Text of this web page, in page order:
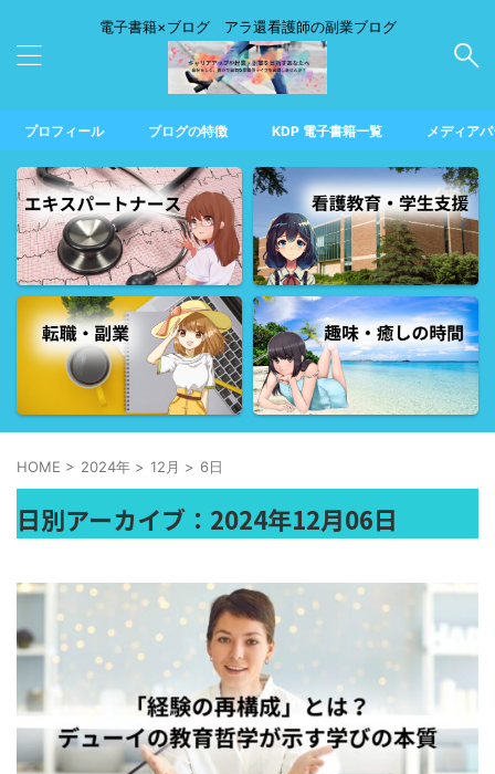
電子書籍×ブログ アラ還看護師の副業ブログ
プロフィール ブログの特徴 KDP 電子書籍一覧 メディア
HOME > 2024年 > 12月 > 6日
日別アーカイブ：2024年12月06日